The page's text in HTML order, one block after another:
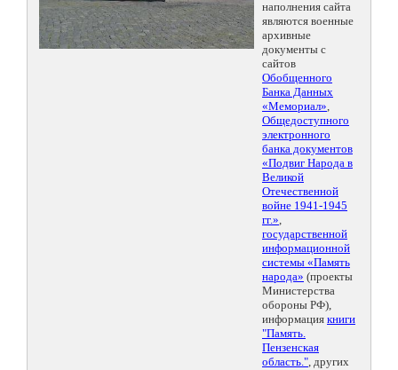
наполнения сайта
являются военные
архивные
документы с
сайтов
Обобщенного
Банка Данных
«Мемориал»,
Общедоступного
электронного
банка документов
«Подвиг Народа в
Великой
Отечественной
войне 1941-1945
гг.»,
государственной
информационной
системы «Память
народа» (проекты
Министерства
обороны РФ),
информация книги
"Память.
Пензенская
область.", других